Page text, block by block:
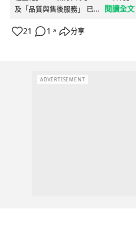
及「品質與售後服務」 已...
閱讀全文
21 1 ↗ 分享
ADVERTISEMENT